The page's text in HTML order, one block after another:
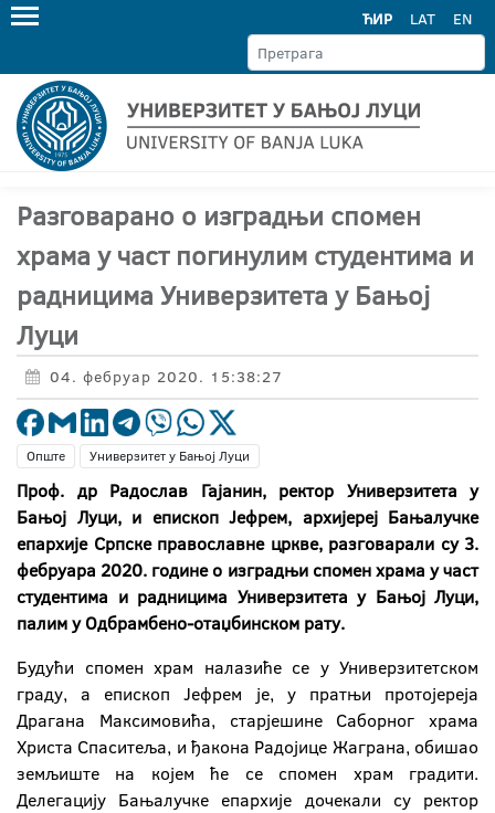
ЋИР LAT EN
Разговарано о изградњи спомен
храма у част погинулим студентима и
радницима Универзитета у Бањој
Луци
04. фебруар 2020. 15:38:27
Опште Универзитет у Бањој Луци
Проф. др Радослав Гајанин, ректор Универзитета у
Бањој Луци, и епископ Јефрем, архијереј Бањалучке
епархије Српске православне цркве, разговарали су 3.
фебруара 2020. године о изградњи спомен храма у част
студентима и радницима Универзитета у Бањој Луци,
палим у Одбрамбено-отаџбинском рату.
Будући спомен храм налазиће се у Универзитетском
граду, а епископ Јефрем је, у пратњи протојереја
Драгана Максимовића, старјешине Саборног храма
Христа Спаситеља, и ђакона Радојице Жаграна, обишао
земљиште на којем ће се спомен храм градити.
Делегацију Бањалучке епархије дочекали су ректор